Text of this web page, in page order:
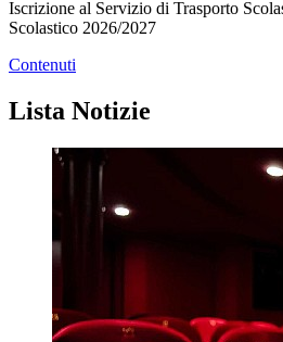
Iscrizione al Servizio di Trasporto
Scolastico 2026/2027
Contenuti
Lista Notizie